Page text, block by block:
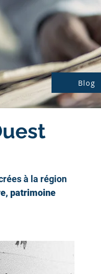
Blog
à la région
patrimoine